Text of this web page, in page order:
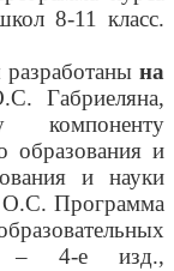
8-11 класс.
на
Габриеляна,
компоненту
образования и
и науки
О.С. Программа
– 4-е изд.,